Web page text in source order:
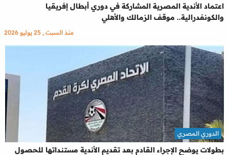
اعتماد الأندية المصرية المشاركة في دوري أبطال إفريقيا
والكونفدرالية.. موقف الزمالك والأهلي
منذ السبت , 25 يوليو 2026
بطولات يوضح الإجراء القادم بعد تقديم الأندية مستنداتها للحصول
الدوري المصري